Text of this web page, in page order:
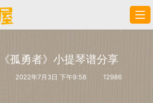
孤勇者》小提琴谱分享
2022年7月3日 下午9:58 12986